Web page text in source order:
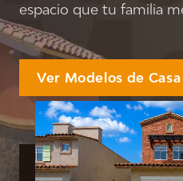
espacio que tu familia
Ver Modelos de Casa